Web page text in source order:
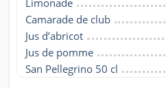
Camarade de club
Jus d’abricot
Jus de pomme
San Pellegrino 50 cl